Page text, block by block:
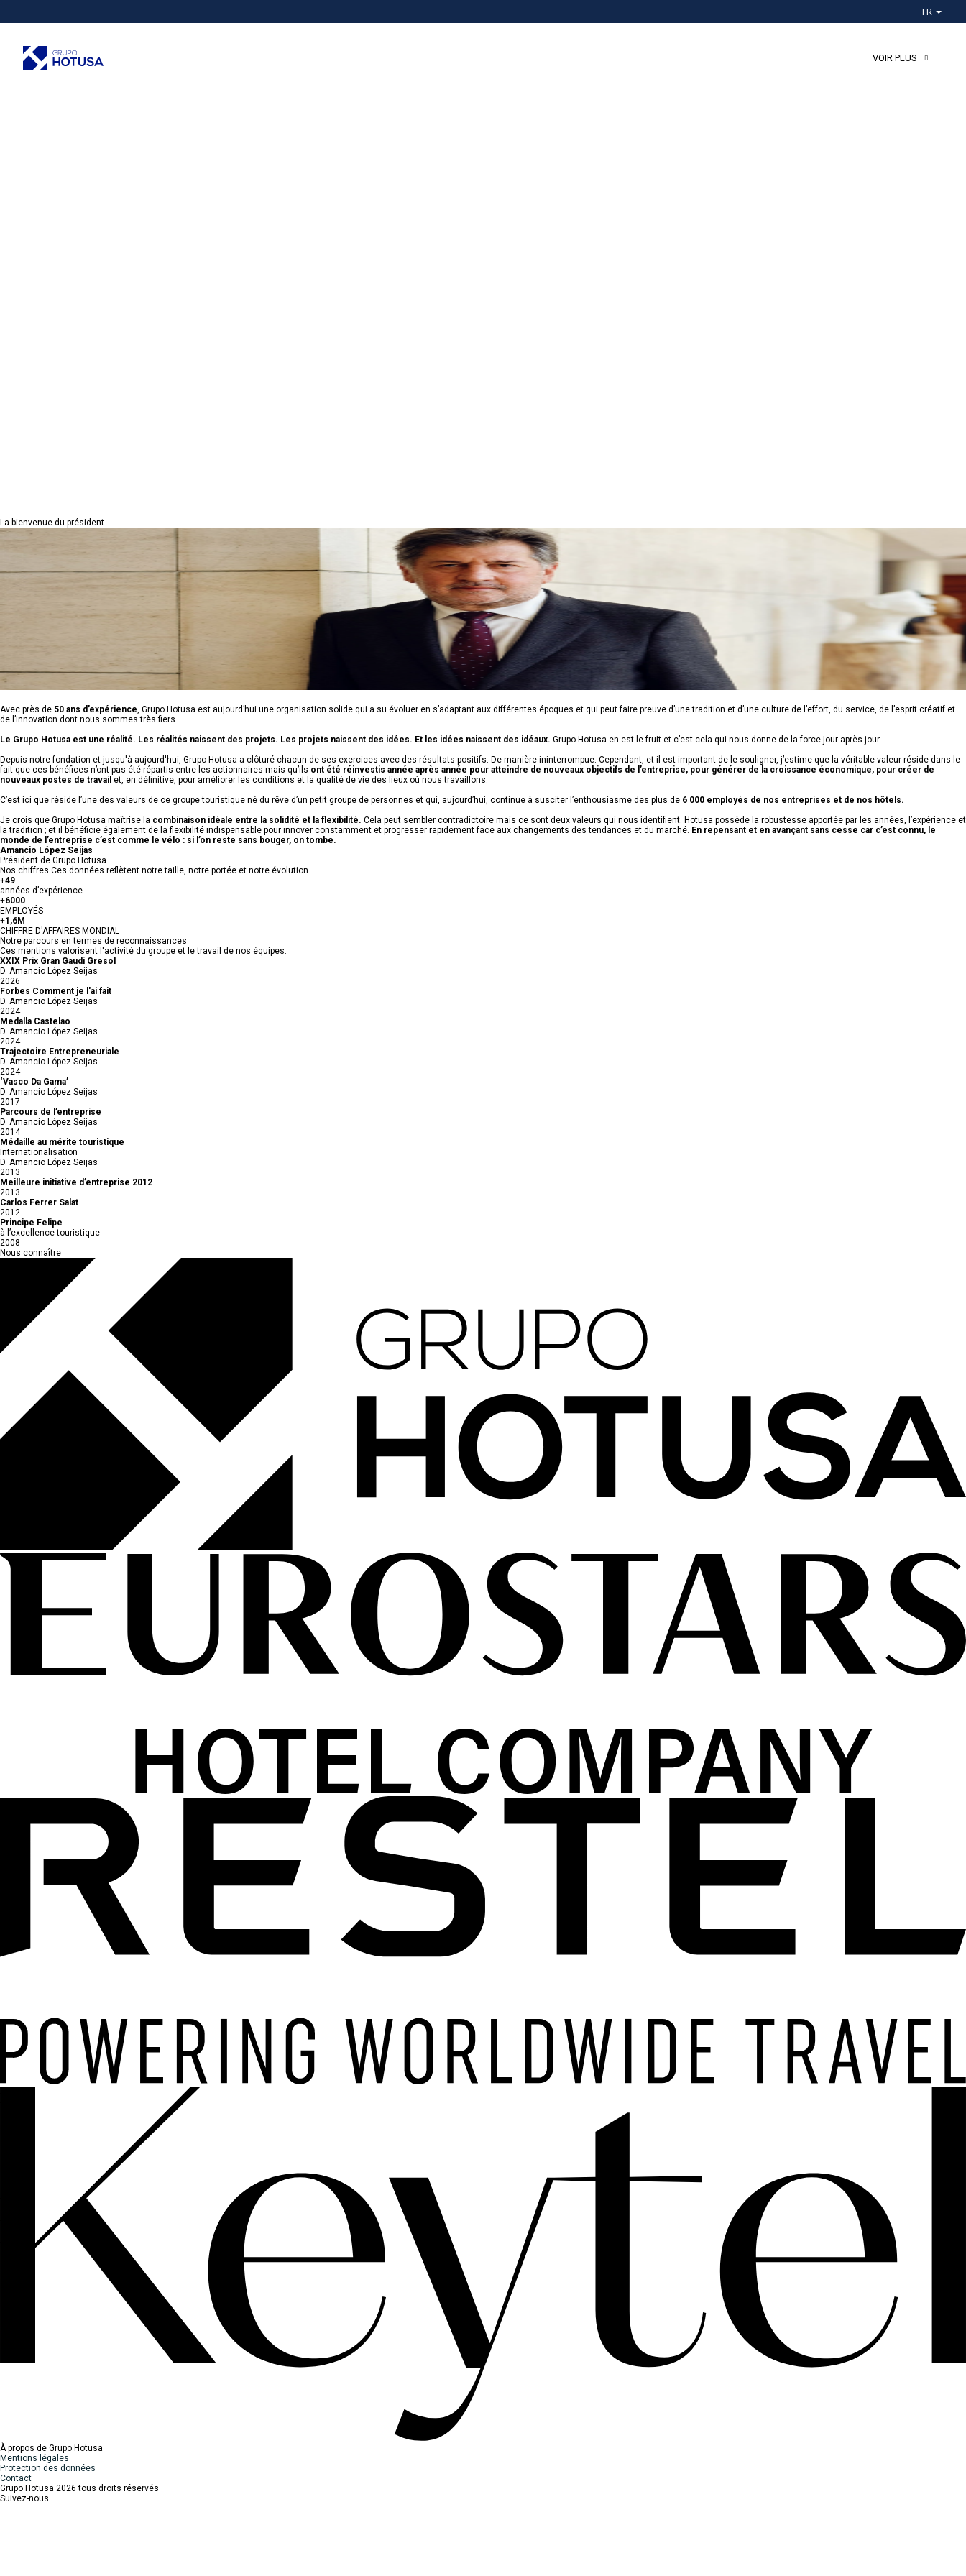
FR
VOIR PLUS
La bienvenue du président
Avec près de 50 ans d’expérience, Grupo Hotusa est aujourd’hui une organisation solide qui a su évoluer en s’adaptant aux différentes époques et qui peut faire preuve d’une tradition et d’une culture de l’effort, du service, de l’esprit créatif et
de l’innovation dont nous sommes très fiers.
Le Grupo Hotusa est une réalité. Les réalités naissent des projets. Les projets naissent des idées. Et les idées naissent des idéaux. Grupo Hotusa en est le fruit et c’est cela qui nous donne de la force jour après jour.
Depuis notre fondation et jusqu'à aujourd'hui, Grupo Hotusa a clôturé chacun de ses exercices avec des résultats positifs. De manière ininterrompue. Cependant, et il est important de le souligner, j’estime que la véritable valeur réside dans le
fait que ces bénéfices n’ont pas été répartis entre les actionnaires mais qu’ils ont été réinvestis année après année pour atteindre de nouveaux objectifs de l’entreprise, pour générer de la croissance économique, pour créer de
nouveaux postes de travail et, en définitive, pour améliorer les conditions et la qualité de vie des lieux où nous travaillons.
C’est ici que réside l’une des valeurs de ce groupe touristique né du rêve d’un petit groupe de personnes et qui, aujourd’hui, continue à susciter l’enthousiasme des plus de 6 000 employés de nos entreprises et de nos hôtels.
Je crois que Grupo Hotusa maîtrise la combinaison idéale entre la solidité et la flexibilité. Cela peut sembler contradictoire mais ce sont deux valeurs qui nous identifient. Hotusa possède la robustesse apportée par les années, l’expérience et
la tradition ; et il bénéficie également de la flexibilité indispensable pour innover constamment et progresser rapidement face aux changements des tendances et du marché. En repensant et en avançant sans cesse car c’est connu, le
monde de l’entreprise c’est comme le vélo : si l’on reste sans bouger, on tombe.
Amancio López Seijas
Président de Grupo Hotusa
Nos chiffres Ces données reflètent notre taille, notre portée et notre évolution.
+49
années d’expérience
+6000
EMPLOYÉS
+1,6M
CHIFFRE D'AFFAIRES MONDIAL
Notre parcours en termes de reconnaissances
Ces mentions valorisent l'activité du groupe et le travail de nos équipes.
XXIX Prix Gran Gaudí Gresol
D. Amancio López Seijas
2026
Forbes Comment je l'ai fait
D. Amancio López Seijas
2024
Medalla Castelao
D. Amancio López Seijas
2024
Trajectoire Entrepreneuriale
D. Amancio López Seijas
2024
‘Vasco Da Gama’
D. Amancio López Seijas
2017
Parcours de l’entreprise
D. Amancio López Seijas
2014
Médaille au mérite touristique
Internationalisation
D. Amancio López Seijas
2013
Meilleure initiative d’entreprise 2012
2013
Carlos Ferrer Salat
2012
Principe Felipe
à l’excellence touristique
2008
Nous connaître
À propos de Grupo Hotusa
Mentions légales
Protection des données
Contact
Grupo Hotusa 2026 tous droits réservés
Suivez-nous